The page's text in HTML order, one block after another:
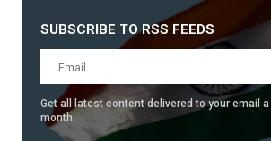
SUBSCRIBE TO RSS FEEDS
Get all latest content delivered to your email
month.